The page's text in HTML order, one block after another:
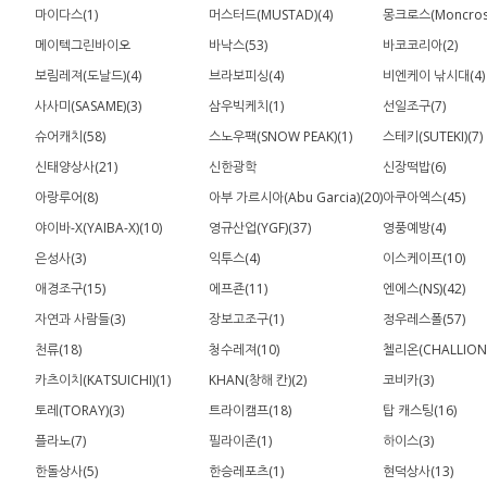
마이다스(1) 머스터드(MUSTAD)(4)
몽크로스
메이텍그린바이오
바낙스(53)
바코코리아(2)
보림레져(도날드)(4)
브라보피싱(4)
비엔케이 낚시대(4)
사사미(SASAME)(3)
삼우빅케치(1)
선일조구(7)
슈어캐치(58)
스노우팩(SNOW PEAK)(1)
스테키(SUTEKI)(7)
신태양상사(21)
신한광학
신장떡밥(6)
아랑루어(8)
아부 가르시아(Abu Garcia)(20)아쿠아엑스(45)
야이바-X(YAIBA-X)(10)
영규산업(YGF)(37)
영풍예방(4)
은성사(3)
익투스(4)
이스케이프(10)
애경조구(15)
에프죤(11)
엔에스(NS)(42)
자연과 사람들(3)
장보고조구(1)
정우레스폴(57)
천류(18)
청수레져(10)
첼리온
카츠이치(KATSUICHI)(1)
KHAN(창해 칸)(2)
코비카(3)
토레(TORAY)(3)
트라이캠프(18)
탑 캐스팅(16)
플라노(7)
필라이존(1)
하이스(3)
한돌상사(5)
한승레포츠(1) 현덕상사(13)